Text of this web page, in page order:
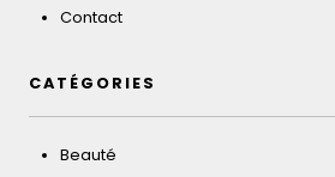
Contact
CATÉGORIES
Beauté